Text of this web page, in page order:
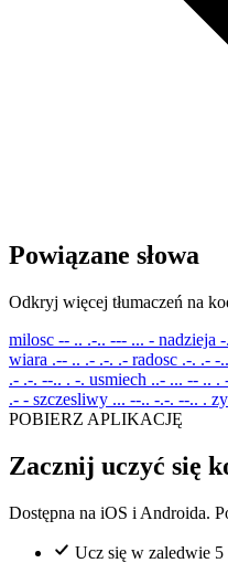
Powiązane słowa
Odkryj więcej tłumaczeń na
milosc -- .. .-.. --- ... - nadzieja
wiara .-- .. .- .-. .- radosc .-. .- -
.- .-. --.. . -. usmiech ..- ... -- .. .
.- - szczesliwy ... --.. -.-. --.. .
POBIERZ APLIKACJĘ
Zacznij uczyć się
Dostępna na iOS i Androida.
Ucz się w zaledwie